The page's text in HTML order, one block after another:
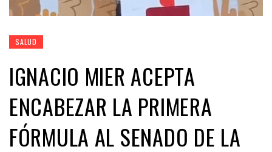
SALUD
IGNACIO MIER ACEPTA
ENCABEZAR LA PRIMERA
FÓRMULA AL SENADO DE LA